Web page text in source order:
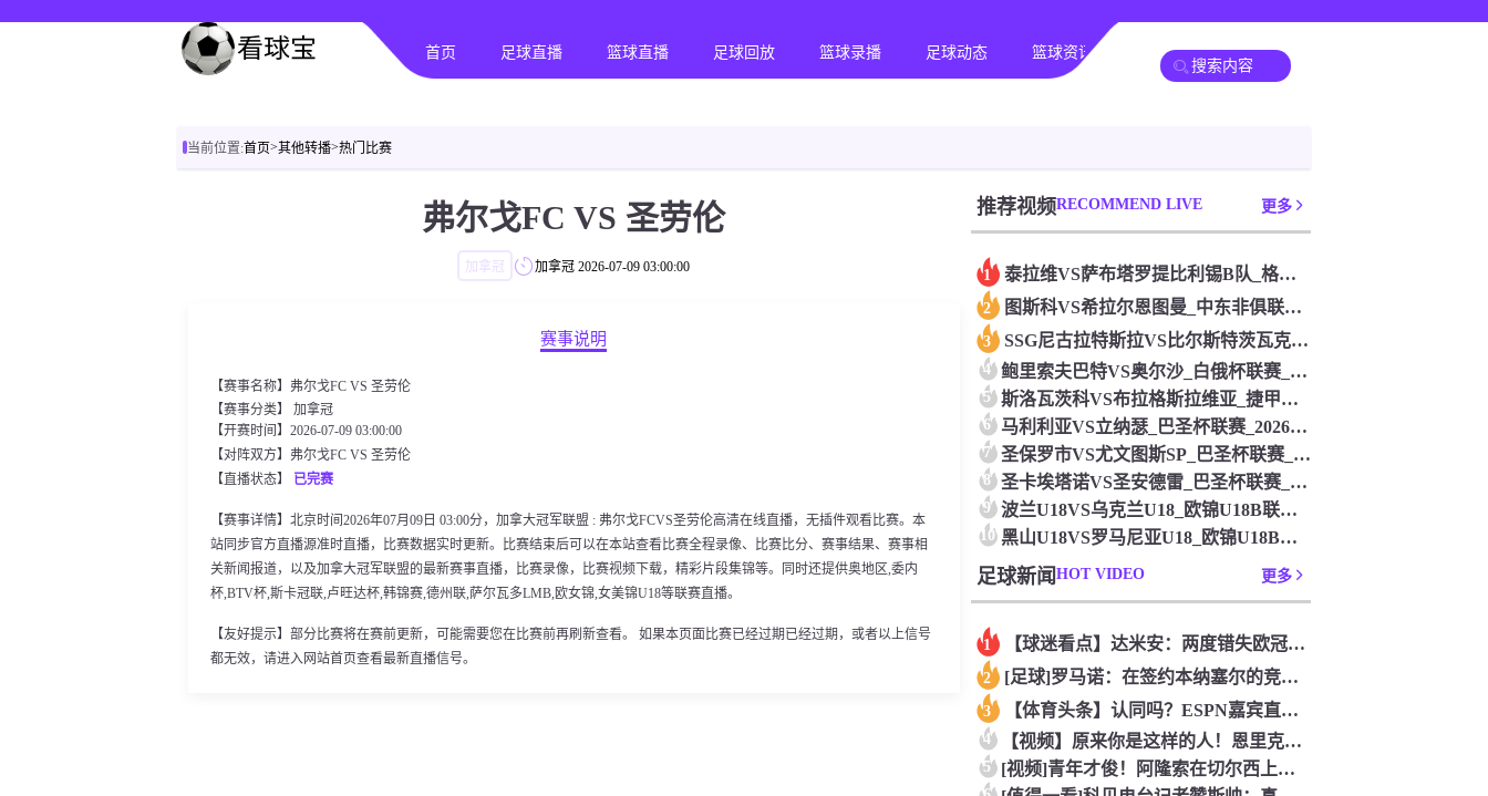
首页 足球直播 篮球直播 足球回放 篮球录播 足球动态 篮球资讯 其他转播
当前位置:首页>其他转播>热门比赛
弗尔戈FC VS 圣劳伦
加拿冠 加拿冠 2026-07-09 03:00:00
赛事说明
【赛事名称】弗尔戈FC VS 圣劳伦
【赛事分类】 加拿冠
【开赛时间】2026-07-09 03:00:00
【对阵双方】弗尔戈FC VS 圣劳伦
【直播状态】 已完赛
【赛事详情】北京时间2026年07月09日 03:00分，加拿大冠军联盟 : 弗尔戈FCVS圣劳伦高清在线直播，无插件观看比赛。本
站同步官方直播源准时直播，比赛数据实时更新。比赛结束后可以在本站查看比赛全程录像、比赛比分、赛事结果、赛事相
关新闻报道，以及加拿大冠军联盟的最新赛事直播，比赛录像，比赛视频下载，精彩片段集锦等。同时还提供奥地区,委内
杯,BTV杯,斯卡冠联,卢旺达杯,韩锦赛,德州联,萨尔瓦多LMB,欧女锦,女美锦U18等联赛直播。
【友好提示】部分比赛将在赛前更新，可能需要您在比赛前再刷新查看。 如果本页面比赛已经过期已经过期，或者以上信号
都无效，请进入网站首页查看最新直播信号。
推荐视频RECOMMEND LIVE 更多
1 泰拉维VS萨布塔罗提比利锡B队_格鲁杯联赛_2026年07月
2 图斯科VS希拉尔恩图曼_中东非俱联赛_2026年07月26日
3 SSG尼古拉特斯拉VS比尔斯特茨瓦克_德戊联赛_2026年0
4 鲍里索夫巴特VS奥尔沙_白俄杯联赛_2026年07月26日
5 斯洛瓦茨科VS布拉格斯拉维亚_捷甲联赛_2026年07月26
6 马利利亚VS立纳瑟_巴圣杯联赛_2026年07月26日
7 圣保罗市VS尤文图斯SP_巴圣杯联赛_2026年07月26日
8 圣卡埃塔诺VS圣安德雷_巴圣杯联赛_2026年07月26日
9 波兰U18VS乌克兰U18_欧锦U18B联赛_2026年07
10 黑山U18VS罗马尼亚U18_欧锦U18B联赛_2026年0
足球新闻 HOT VIDEO 更多
1 【球迷看点】达米安：两度错失欧冠是我在国米最大遗憾，不退役我
2 [足球]罗马诺：在签约本纳塞尔的竞争中，加拉法处于领先地位
3 【体育头条】认同吗？ESPN嘉宾直言：帕雷德斯的行为无法容忍
4 【视频】原来你是这样的人！恩里克以为奥古斯托在给自己拍照，但
5 [视频]青年才俊！阿隆索在切尔西上任后的第七堂训练课！